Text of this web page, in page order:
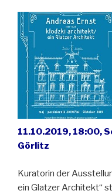
11.10.2019, 18:00,
Görlitz
Kuratorin der
ein Glatzer Architekt“